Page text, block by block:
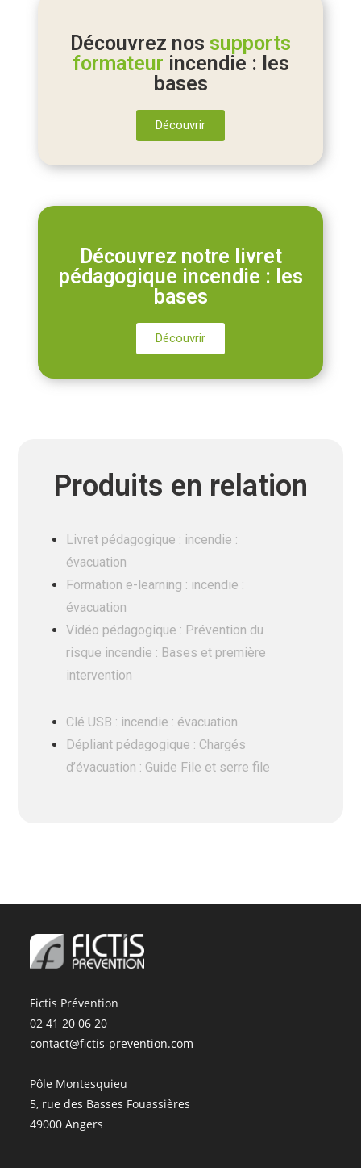
Découvrez nos supports
formateur incendie : les
bases
Découvrir
Découvrez notre livret
pédagogique incendie : les
bases
Découvrir
Produits en relation
Livret pédagogique : incendie :
évacuation
Formation e-learning : incendie :
évacuation
Vidéo pédagogique : Prévention du
risque incendie : Bases et première
intervention
Clé USB : incendie : évacuation
Dépliant pédagogique : Chargés
d’évacuation : Guide File et serre file
Fictis Prévention
02 41 20 06 20
contact@fictis-prevention.com
Pôle Montesquieu
5, rue des Basses Fouassières
49000 Angers